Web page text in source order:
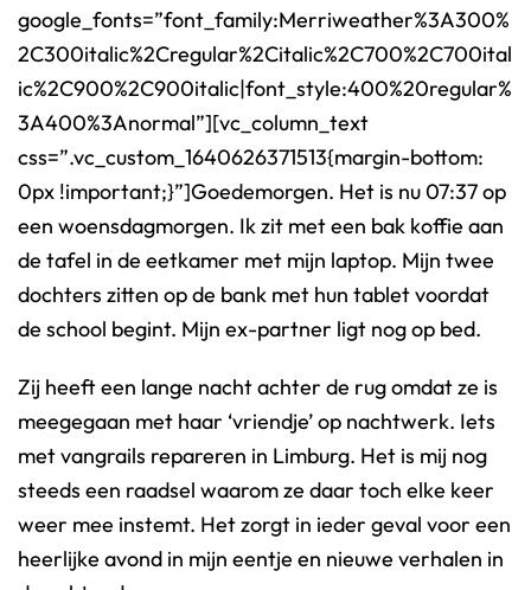
google_fonts=”font_family:Merriweather%3A300%
2C300italic%2Cregular%2Citalic%2C700%2C700ital
ic%2C900%2C900italic|font_style:400%20regular%
3A400%3Anormal”][vc_column_text
css=”.vc_custom_1640626371513{margin-bottom:
0px !important;}”]Goedemorgen. Het is nu 07:37 op
een woensdagmorgen. Ik zit met een bak koffie aan
de tafel in de eetkamer met mijn laptop. Mijn twee
dochters zitten op de bank met hun tablet voordat
de school begint. Mijn ex-partner ligt nog op bed.
Zij heeft een lange nacht achter de rug omdat ze is
meegegaan met haar ‘vriendje’ op nachtwerk. Iets
met vangrails repareren in Limburg. Het is mij nog
steeds een raadsel waarom ze daar toch elke keer
weer mee instemt. Het zorgt in ieder geval voor een
heerlijke avond in mijn eentje en nieuwe verhalen in